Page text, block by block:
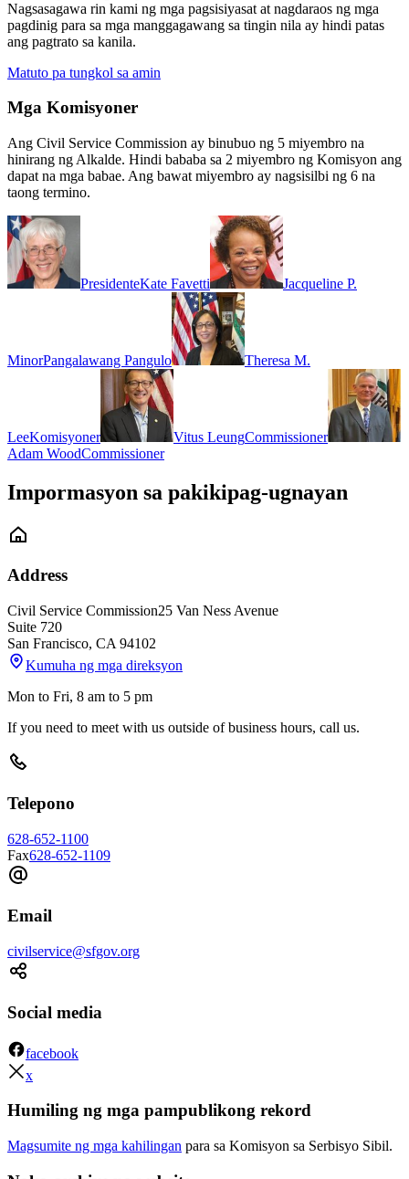
Nagsasagawa rin kami ng mga pagsisiyasat at nagdaraos ng mga
pagdinig para sa mga manggagawang sa tingin nila ay hindi patas
ang pagtrato sa kanila.
Matuto pa tungkol sa amin
Mga Komisyoner
Ang Civil Service Commission ay binubuo ng 5 miyembro na
hinirang ng Alkalde. Hindi bababa sa 2 miyembro ng Komisyon ang
dapat na mga babae. Ang bawat miyembro ay nagsisilbi ng 6 na
taong termino.
PresidenteKate Favetti Jacqueline P.
MinorPangalawang Pangulo Theresa M.
LeeKomisyoner Vitus LeungCommissioner
Adam WoodCommissioner
Impormasyon sa pakikipag-ugnayan
Address
Civil Service Commission25 Van Ness Avenue
Suite 720
San Francisco, CA 94102
Kumuha ng mga direksyon
Mon to Fri, 8 am to 5 pm
If you need to meet with us outside of business hours, call us.
Telepono
628-652-1100
Fax628-652-1109
Email
civilservice@sfgov.org
Social media
facebook
x
Humiling ng mga pampublikong rekord
Magsumite ng mga kahilingan para sa Komisyon sa Serbisyo Sibil.